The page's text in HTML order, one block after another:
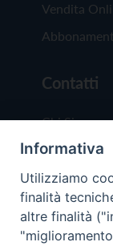
Vendita
Contatti
Chi Siamo
Redazione
Scrivici
Informativa
Utilizziamo
finalità
altre finalità